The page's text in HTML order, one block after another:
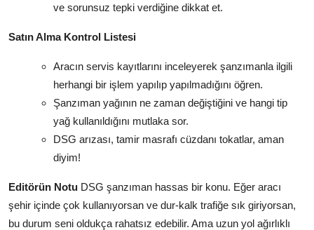
ve sorunsuz tepki verdiğine dikkat et.
Satın Alma Kontrol Listesi
Aracın servis kayıtlarını inceleyerek şanzımanla ilgili
herhangi bir işlem yapılıp yapılmadığını öğren.
Şanzıman yağının ne zaman değiştiğini ve hangi tip
yağ kullanıldığını mutlaka sor.
DSG arızası, tamir masrafı cüzdanı tokatlar, aman
diyim!
Editörün Notu DSG şanzıman hassas bir konu. Eğer aracı
şehir içinde çok kullanıyorsan ve dur-kalk trafiğe sık giriyorsan,
bu durum seni oldukça rahatsız edebilir. Ama uzun yol ağırlıklı